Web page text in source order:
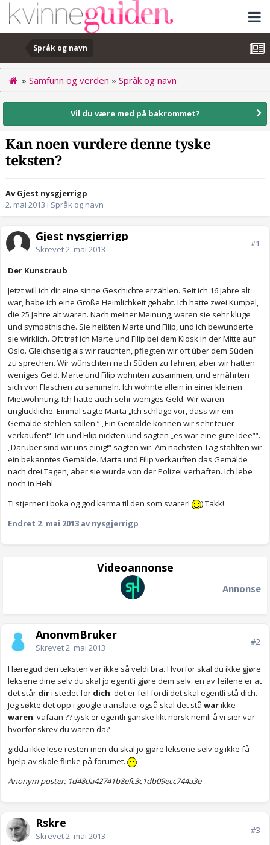
Språk og navn
» Samfunn og verden » Språk og navn
Vil du være med på bakrommet?
Kan noen vurdere denne tyske
teksten?
Av Gjest nysgjerrigp
2. mai 2013 i Språk og navn
Gjest nysgjerrigp
Skrevet2. mai 2013
#1
Der Kunstraub
Jetzt will ich dir eine sinne Geschichte erzählen. Seit ich 16 Jahre alt
war, habe ich eine Große Heimlichkeit gehabt. Ich hatte zwei Kumpel,
die 25 Jahre alt waren. Nach meiner Meinung, waren sie sehr kluge
und sympathische. Sie heißten Marte und Filip, und ich bewunderte
sie wirklich. Oft traf ich Marte und Filip bei dem Kiosk in der Mitte auf
Oslo. Gleichseitig als wir rauchten, pflegten wir oft über dem Süden
zu sprechen. Wir wünschten nach Süden zu fahren, aber wir hatten
weniges Geld. Marte und Filip wohnten zusammen, und ernährten
sich von Flaschen zu sammeln. Ich wohnte allein in einer kleinen
Mietwohnung. Ich hatte auch sehr weniges Geld. Wir waren
unglückliche. Einmal sagte Marta „Ich schlage vor, dass wir ein
Gemälde stehlen sollen.“ „Ein Gemälde können wir sehr teuer
verkaufen!“. Ich und Filip nickten und sagten „es war eine gute Idee““.
„Darüber sind wir uns einig!“ sagten wir. Am nächsten Tag stählten wir
ein bekanntes Gemälde. Marta und Filip verkauften das Gemälde
nach drei Tagen, aber sie wurde von der Polizei verhaften. Ich lebe
noch in Hehl.
Ti stjerner i boka og god karma til den som svarer!
) Takk!
Endret 2. mai 2013 av nysgjerrigp
Videoannonse
Annonse
AnonymBruker
Skrevet2. mai 2013
#2
Hæregud den teksten var ikke så veldi bra. Hvorfor skal du ikke gjøre
leksene dine selv du skal jo egentli gjøre dem selv. en av feilene er at
det står diri stedet for dich. det er feil fordi det skal egentli stå dich.
Jeg søkte det opp i google translate. også skal det stå warikke
waren. vafaan ?? tysk er egentli ganske likt norsk nemli å vi sier var
hvorfor skrev du waren da?
gidda ikke lese resten men du skal jo gjøre leksene selv og ikke få
hjelp av skole flinke på forumet.
Anonym poster: 1d48da42741b8efc3c1db09ecc744a3e
Rskre
Skrevet2. mai 2013
#3